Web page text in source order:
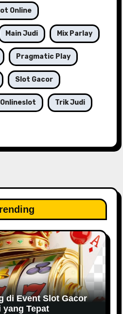
Online
Main Judi Mix Parlay
Pragmatic Play
Slot Gacor
Trik Judi
di Event Slot Gacor
yang Tepat